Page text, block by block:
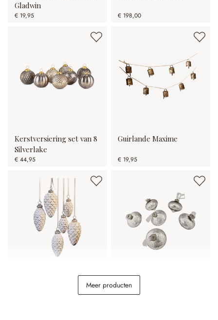
Gladwin
€ 19,95 € 198,00
Kerstversiering set van 8
Silverlake
€ 44,95
Guirlande Maxime
€ 19,95
Kerstversiering set van 6
Kerstversiering set van 6
Cheshire
Meer producten